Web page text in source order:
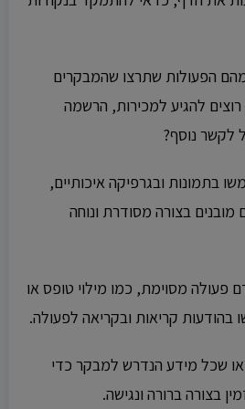
הפעולות שתרצו שהמבקרים
להגיע למכירות, הרשמה
לקשר נוסף?
בתמונות ובגרפיקה איכותיים,
מובנים בצורה מסודרת ונוחה
פעולה מסוימת, כמו מילוי טופס או
קריאות ובקריאה לפעולה.
שכל מידע הנדרש למבקר כדי
בצורה ברורה ונגישה.